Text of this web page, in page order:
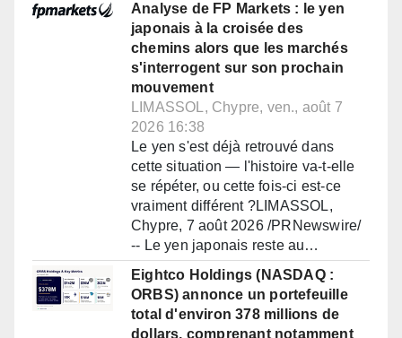
Analyse de FP Markets : le yen
japonais à la croisée des
chemins alors que les marchés
s'interrogent sur son prochain
mouvement
LIMASSOL, Chypre, ven., août 7
2026 16:38
Le yen s'est déjà retrouvé dans
cette situation — l'histoire va-t-elle
se répéter, ou cette fois-ci est-ce
vraiment différent ?LIMASSOL,
Chypre, 7 août 2026 /PRNewswire/
-- Le yen japonais reste au…
Eightco Holdings (NASDAQ :
ORBS) annonce un portefeuille
total d'environ 378 millions de
dollars, comprenant notamment